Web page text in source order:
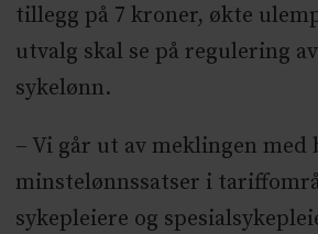
tillegg på 7 kroner, økte
utvalg skal se på regulering
sykelønn.
– Vi går ut av meklingen med
minstelønnssatser i
sykepleiere og